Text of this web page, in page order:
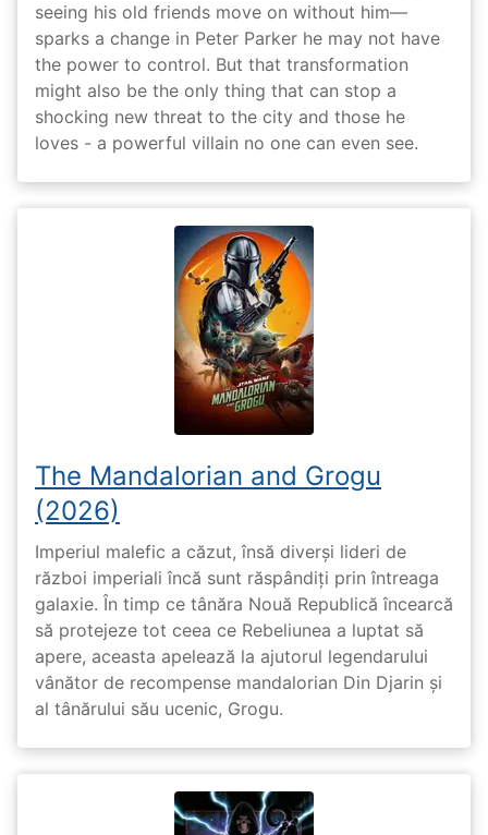
seeing his old friends move on without him—
sparks a change in Peter Parker he may not have
the power to control. But that transformation
might also be the only thing that can stop a
shocking new threat to the city and those he
loves - a powerful villain no one can even see.
The Mandalorian and Grogu
(2026)
Imperiul malefic a căzut, însă diverși lideri de
război imperiali încă sunt răspândiți prin întreaga
galaxie. În timp ce tânăra Nouă Republică încearcă
să protejeze tot ceea ce Rebeliunea a luptat să
apere, aceasta apelează la ajutorul legendarului
vânător de recompense mandalorian Din Djarin și
al tânărului său ucenic, Grogu.